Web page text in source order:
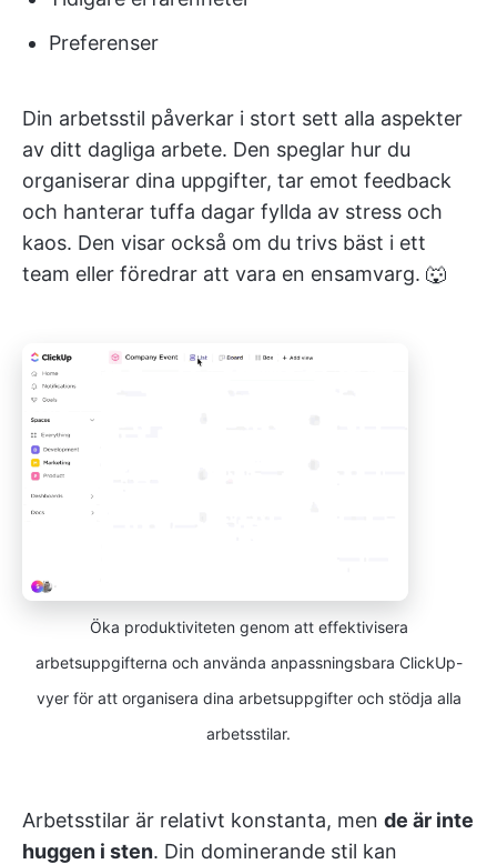
Preferenser
Din arbetsstil påverkar i stort sett alla aspekter
av ditt dagliga arbete. Den speglar hur du
organiserar dina uppgifter, tar emot feedback
och hanterar tuffa dagar fyllda av stress och
kaos. Den visar också om du trivs bäst i ett
team eller föredrar att vara en ensamvarg. 🐺
Öka produktiviteten genom att effektivisera
arbetsuppgifterna och använda anpassningsbara ClickUp-
vyer för att organisera dina arbetsuppgifter och stödja alla
arbetsstilar.
Arbetsstilar är relativt konstanta, men de är inte
huggen i sten. Din dominerande stil kan